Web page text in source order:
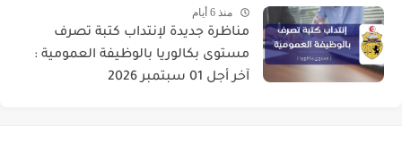
منذ 6 أيام
مناظرة جديدة لإنتداب كتبة تصرف
مستوى بكالوريا بالوظيفة العمومية :
آخر أجل 01 سبتمبر 2026